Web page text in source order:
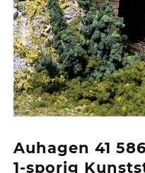
Auhagen 41
1-sporig